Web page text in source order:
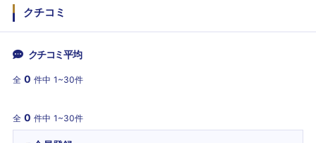
クチコミ
クチコミ平均
全 0 件中 1~30件
全 0 件中 1~30件